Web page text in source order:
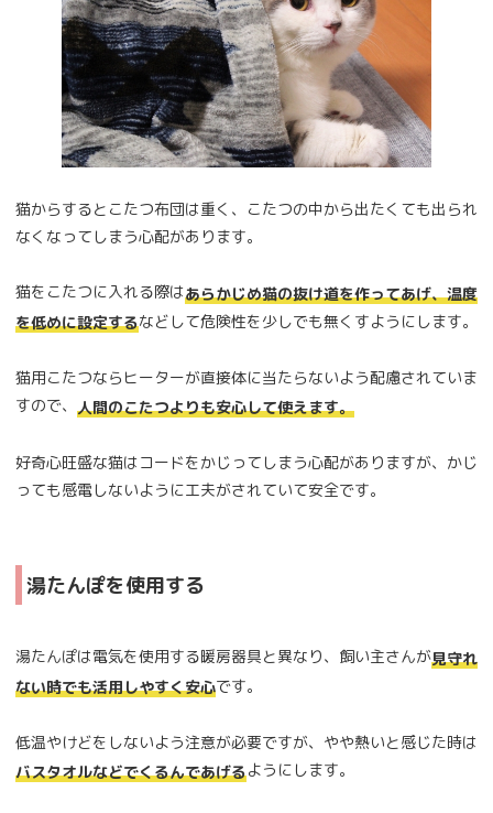
猫からするとこたつ布団は重く、こたつの中から出たくても出られ
なくなってしまう心配があります。
猫をこたつに入れる際はあらかじめ猫の抜け道を作ってあげ、温度
を低めに設定するなどして危険性を少しでも無くすようにします。
猫用こたつならヒーターが直接体に当たらないよう配慮されていま
すので、 人間のこたつよりも安心して使えます。
好奇心旺盛な猫はコードをかじってしまう心配がありますが、かじ
っても感電しないように工夫がされていて安全です。
湯たんぽを使用する
湯たんぽは電気を使用する暖房器具と異なり、飼い主さんが見守れ
ない時でも活用しやすく安心です。
低温やけどをしないよう注意が必要ですが、やや熱いと感じた時は
バスタオルなどでくるんであげるようにします。